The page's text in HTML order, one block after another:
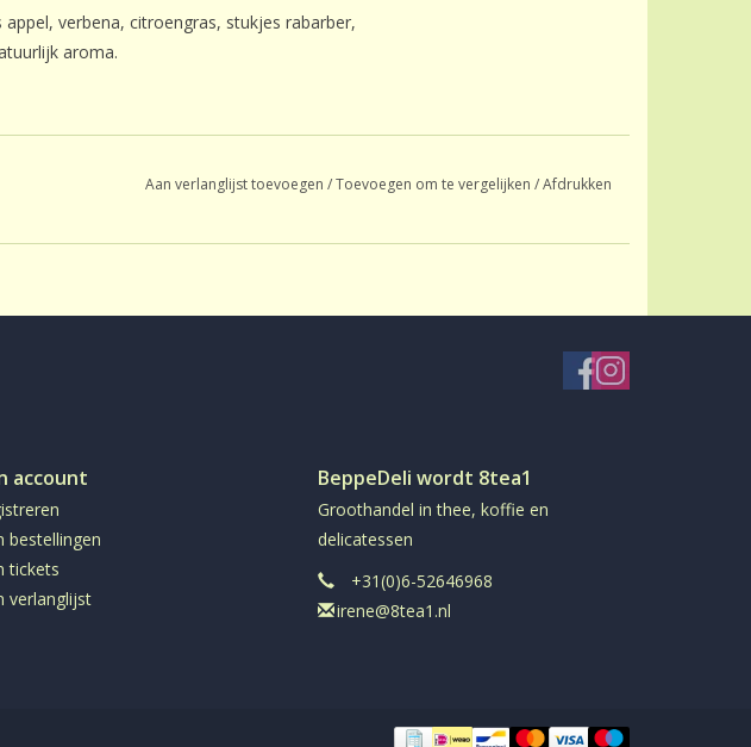
verbena, citroengras, stukjes rabarber,
aroma.
Aan verlanglijst toevoegen /Toevoegen om te vergelijken /Afdrukken
account
bestellingen
tickets
verlanglijst
BeppeDeli wordt 8tea1
Groothandel in thee, koffie en
delicatessen
+31(0)6-52646968
irene@8tea1.nl